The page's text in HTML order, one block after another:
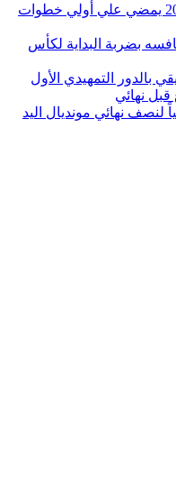
نجم شباب الاتحاد السكندري 2007 يمضي علي أولي خطوات
بضربة البداية لكأس
بالدور التمهيدي الأول
نهائي
نهائي مونديال اليد